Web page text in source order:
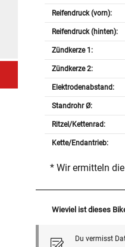
Reifendruck (vorn):
Reifendruck (hinten):
Zündkerze 1:
Zündkerze 2:
Elektrodenabstand:
Standrohr Ø:
Ritzel/Kettenrad:
Kette/Endantrieb:
* Wir ermitteln
Wieviel ist dieses
Du vermisst